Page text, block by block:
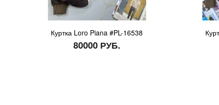
Куртка Loro Piana #PL-16538
80000 РУБ.